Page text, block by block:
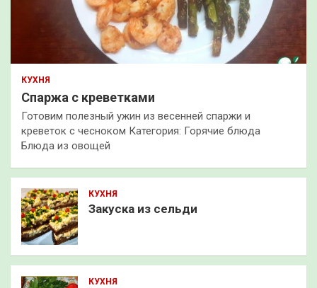
КУХНЯ
Спаржа с креветками
Готовим полезный ужин из весенней спаржи и
креветок с чесноком Категория: Горячие блюда
Блюда из овощей
КУХНЯ
Закуска из сельди
КУХНЯ